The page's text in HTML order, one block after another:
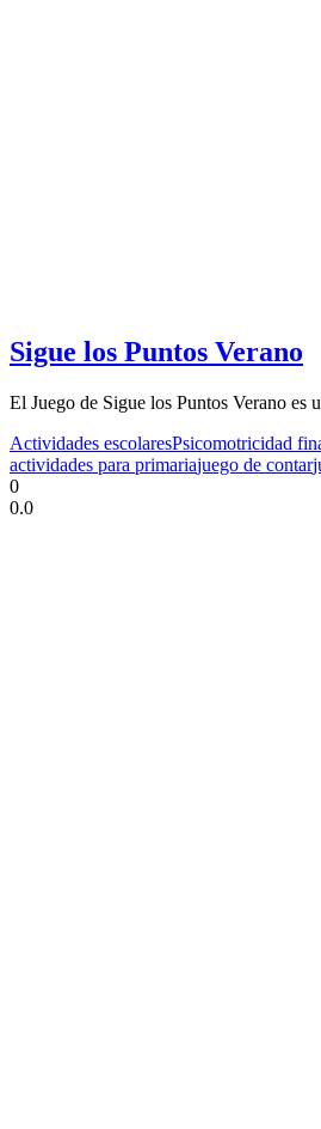
Sigue los Puntos Verano
El Juego de Sigue los Puntos Verano es
Actividades escolaresPsicomotricidad
actividades para primariajuego de contar
0
0.0